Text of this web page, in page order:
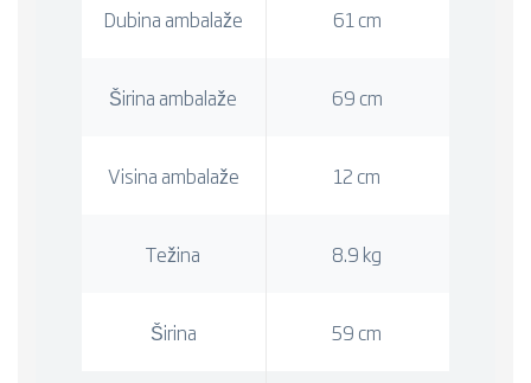
Dubina ambalaže 61 cm
Širina ambalaže 69 cm
Visina ambalaže 12 cm
Težina 8.9 kg
Širina 59 cm